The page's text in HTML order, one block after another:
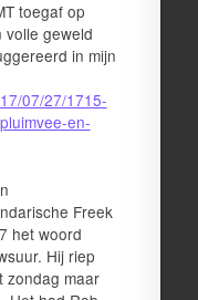
toegaf op
volle geweld
in mijn
07/27/1715-
en-
Freek
het woord
Hij riep
zondag maar